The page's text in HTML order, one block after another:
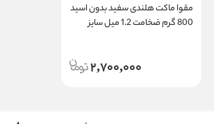
مقوا ماکت هلندی سفید بدون اسید
800 گرم ضخامت 1.2 میل سایز
2,700,000